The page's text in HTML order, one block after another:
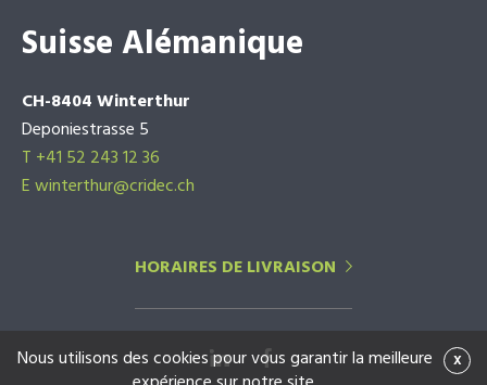
Suisse Alémanique
CH-8404 Winterthur
Deponiestrasse 5
T +41 52 243 12 36
E winterthur@cridec.ch
HORAIRES DE LIVRAISON
x
Nous utilisons des cookies pour vous garantir la meilleure